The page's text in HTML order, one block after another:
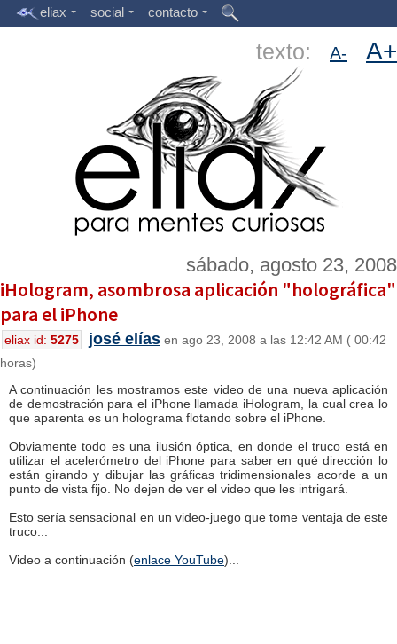
eliax social contacto
texto: A- A+
sábado, agosto 23, 2008
iHologram, asombrosa aplicación "holográfica"
para el iPhone
eliax id: 5275 josé elías en ago 23, 2008 a las 12:42 AM ( 00:42
horas)
A continuación les mostramos este video de una nueva aplicación
de demostración para el iPhone llamada iHologram, la cual crea lo
que aparenta es un holograma flotando sobre el iPhone.
Obviamente todo es una ilusión óptica, en donde el truco está en
utilizar el acelerómetro del iPhone para saber en qué dirección lo
están girando y dibujar las gráficas tridimensionales acorde a un
punto de vista fijo. No dejen de ver el video que les intrigará.
Esto sería sensacional en un video-juego que tome ventaja de este
truco...
Video a continuación (enlace YouTube)...